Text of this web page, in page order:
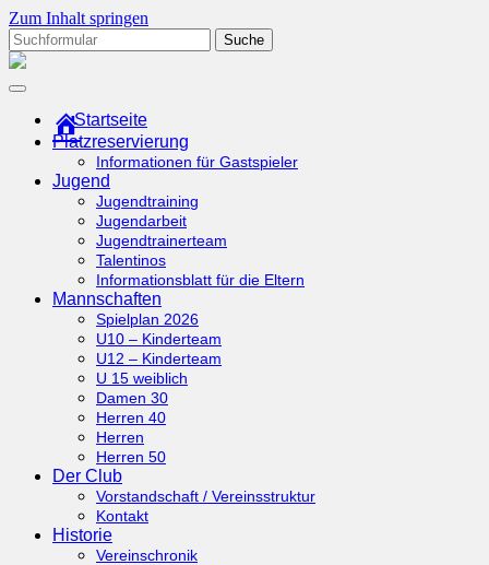
Zum Inhalt springen
Suchen
nach:tcottenhoefen.de
Startseite
Platzreservierung
Informationen für Gastspieler
Jugend
Jugendtraining
Jugendarbeit
Jugendtrainerteam
Talentinos
Informationsblatt für die Eltern
Mannschaften
Spielplan 2026
U10 – Kinderteam
U12 – Kinderteam
U 15 weiblich
Damen 30
Herren 40
Herren
Herren 50
Der Club
Vorstandschaft / Vereinsstruktur
Kontakt
Historie
Vereinschronik